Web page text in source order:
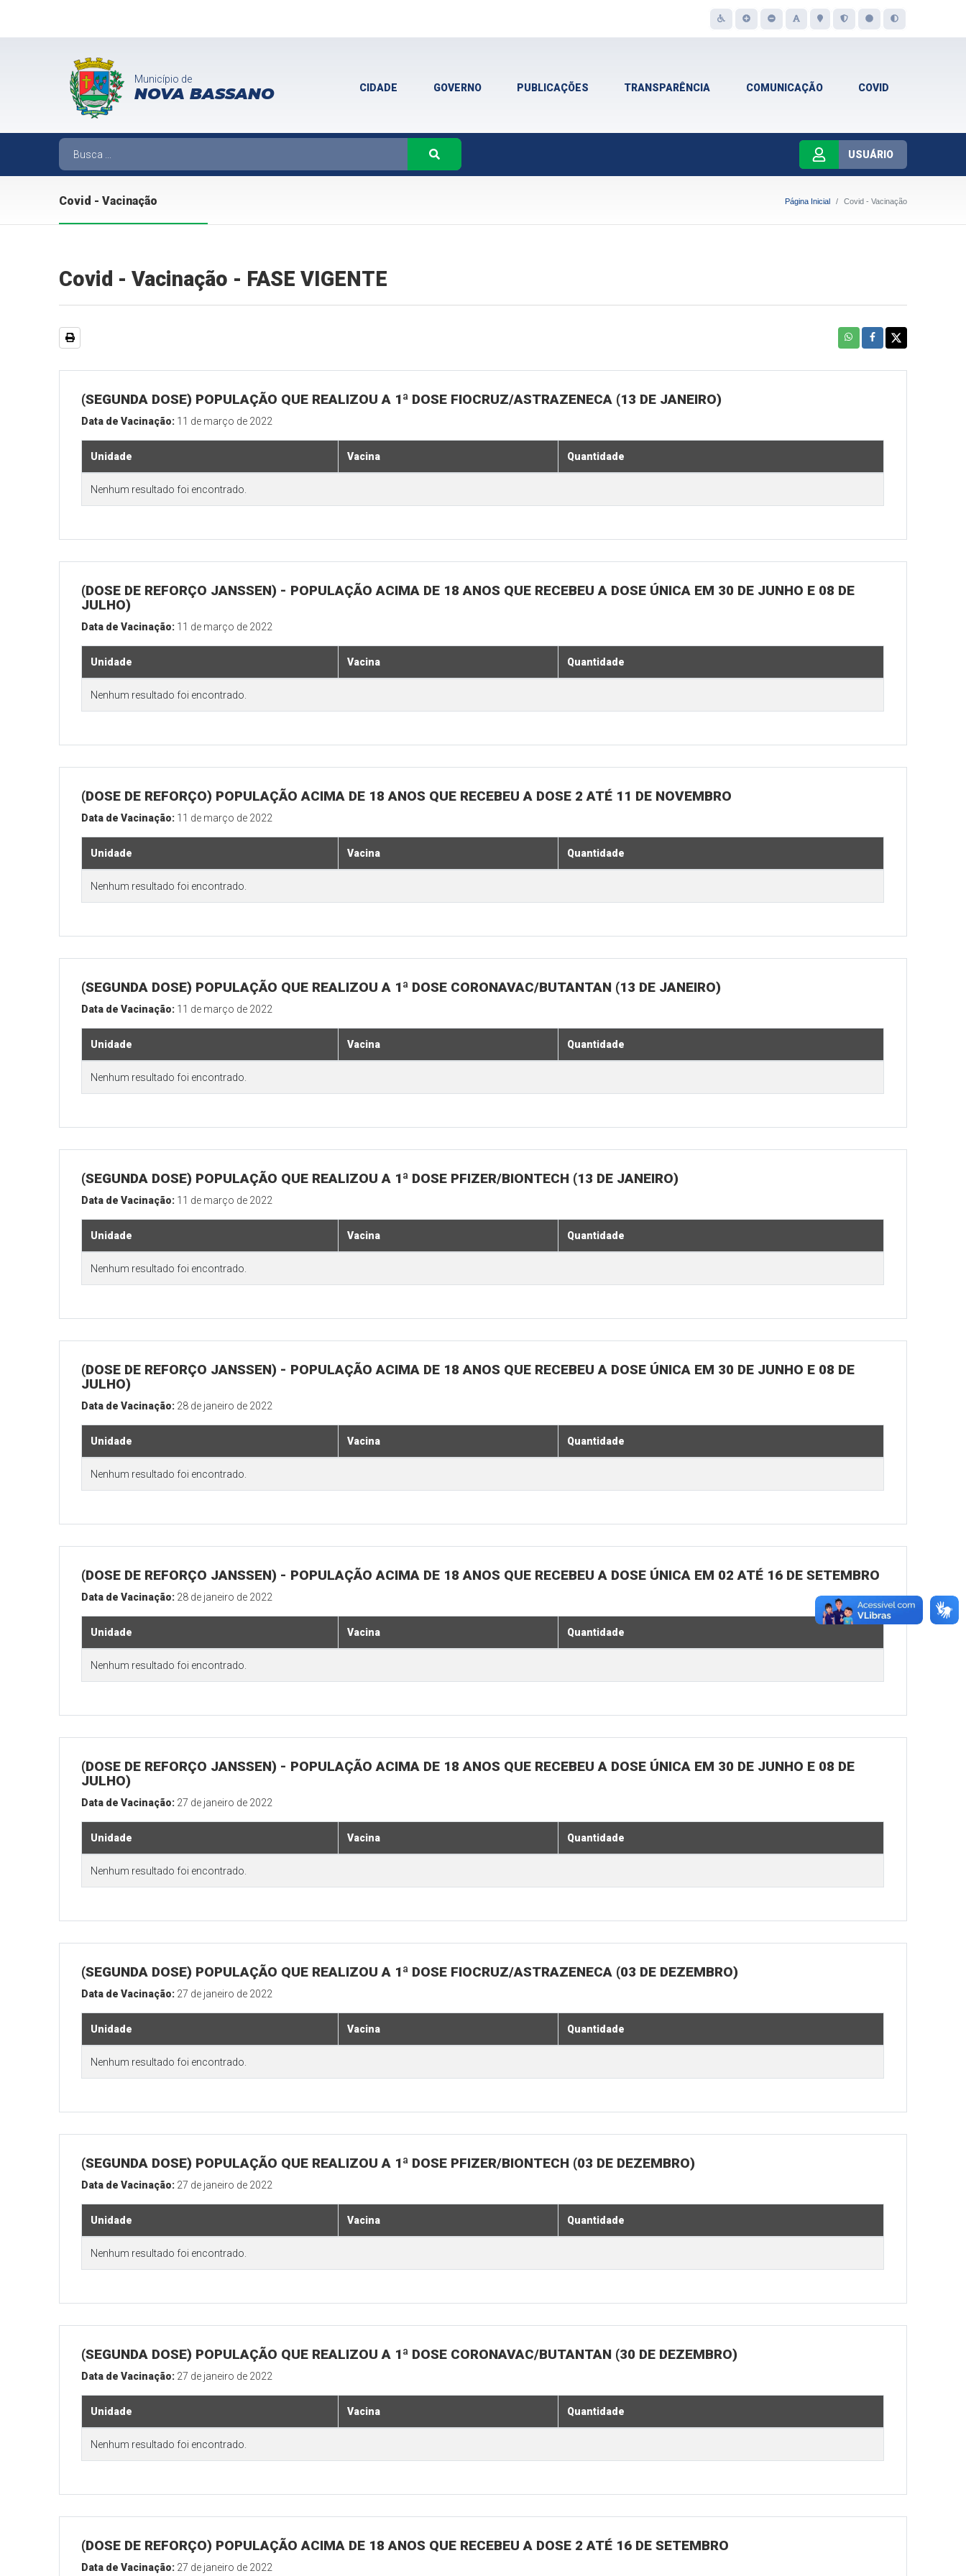
Município de
NOVA BASSANO CIDADE GOVERNO PUBLICAÇÕES TRANSPARÊNCIA COMUNICAÇÃO COVID
USUÁRIO
Covid - Vacinação Página Inicial Covid - Vacinação
Covid - Vacinação - FASE VIGENTE
(SEGUNDA DOSE) POPULAÇÃO QUE REALIZOU A 1ª DOSE FIOCRUZ/ASTRAZENECA (13 DE JANEIRO)
Data de Vacinação: 11 de março de 2022
Unidade Vacina Quantidade
Nenhum resultado foi encontrado.
(DOSE DE REFORÇO JANSSEN) - POPULAÇÃO ACIMA DE 18 ANOS QUE RECEBEU A DOSE ÚNICA EM 30 DE JUNHO E 08 DE
JULHO)
Data de Vacinação: 11 de março de 2022
Unidade Vacina Quantidade
Nenhum resultado foi encontrado.
(DOSE DE REFORÇO) POPULAÇÃO ACIMA DE 18 ANOS QUE RECEBEU A DOSE 2 ATÉ 11 DE NOVEMBRO
Data de Vacinação: 11 de março de 2022
Unidade Vacina Quantidade
Nenhum resultado foi encontrado.
(SEGUNDA DOSE) POPULAÇÃO QUE REALIZOU A 1ª DOSE CORONAVAC/BUTANTAN (13 DE JANEIRO)
Data de Vacinação: 11 de março de 2022
Unidade Vacina Quantidade
Nenhum resultado foi encontrado.
(SEGUNDA DOSE) POPULAÇÃO QUE REALIZOU A 1ª DOSE PFIZER/BIONTECH (13 DE JANEIRO)
Data de Vacinação: 11 de março de 2022
Unidade Vacina Quantidade
Nenhum resultado foi encontrado.
(DOSE DE REFORÇO JANSSEN) - POPULAÇÃO ACIMA DE 18 ANOS QUE RECEBEU A DOSE ÚNICA EM 30 DE JUNHO E 08 DE
JULHO)
Data de Vacinação: 28 de janeiro de 2022
Unidade Vacina Quantidade
Nenhum resultado foi encontrado.
(DOSE DE REFORÇO JANSSEN) - POPULAÇÃO ACIMA DE 18 ANOS QUE RECEBEU A DOSE ÚNICA EM 02 ATÉ 16 DE SETEMBRO
Data de Vacinação: 28 de janeiro de 2022
Unidade Vacina Quantidade
Nenhum resultado foi encontrado.
(DOSE DE REFORÇO JANSSEN) - POPULAÇÃO ACIMA DE 18 ANOS QUE RECEBEU A DOSE ÚNICA EM 30 DE JUNHO E 08 DE
JULHO)
Data de Vacinação: 27 de janeiro de 2022
Unidade Vacina Quantidade
Nenhum resultado foi encontrado.
(SEGUNDA DOSE) POPULAÇÃO QUE REALIZOU A 1ª DOSE FIOCRUZ/ASTRAZENECA (03 DE DEZEMBRO)
Data de Vacinação: 27 de janeiro de 2022
Unidade Vacina Quantidade
Nenhum resultado foi encontrado.
(SEGUNDA DOSE) POPULAÇÃO QUE REALIZOU A 1ª DOSE PFIZER/BIONTECH (03 DE DEZEMBRO)
Data de Vacinação: 27 de janeiro de 2022
Unidade Vacina Quantidade
Nenhum resultado foi encontrado.
(SEGUNDA DOSE) POPULAÇÃO QUE REALIZOU A 1ª DOSE CORONAVAC/BUTANTAN (30 DE DEZEMBRO)
Data de Vacinação: 27 de janeiro de 2022
Unidade Vacina Quantidade
Nenhum resultado foi encontrado.
(DOSE DE REFORÇO) POPULAÇÃO ACIMA DE 18 ANOS QUE RECEBEU A DOSE 2 ATÉ 16 DE SETEMBRO
Data de Vacinação: 27 de janeiro de 2022